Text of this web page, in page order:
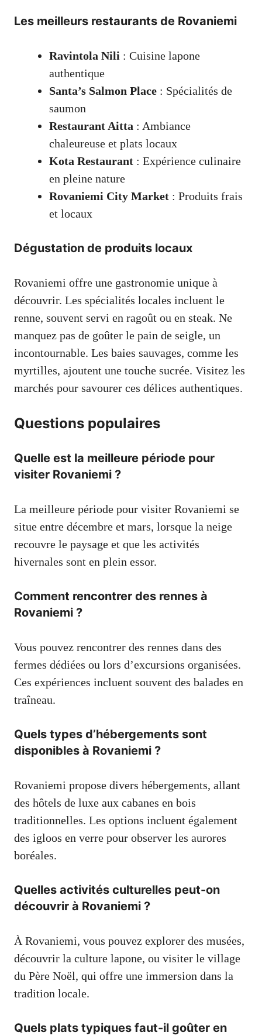
Les meilleurs restaurants de Rovaniemi
Ravintola Nili : Cuisine lapone
authentique
Santa’s Salmon Place : Spécialités de
saumon
Restaurant Aitta : Ambiance
chaleureuse et plats locaux
Kota Restaurant : Expérience culinaire
en pleine nature
Rovaniemi City Market : Produits frais
et locaux
Dégustation de produits locaux
Rovaniemi offre une gastronomie unique à
découvrir. Les spécialités locales incluent le
renne, souvent servi en ragoût ou en steak. Ne
manquez pas de goûter le pain de seigle, un
incontournable. Les baies sauvages, comme les
myrtilles, ajoutent une touche sucrée. Visitez les
marchés pour savourer ces délices authentiques.
Questions populaires
Quelle est la meilleure période pour
visiter Rovaniemi ?
La meilleure période pour visiter Rovaniemi se
situe entre décembre et mars, lorsque la neige
recouvre le paysage et que les activités
hivernales sont en plein essor.
Comment rencontrer des rennes à
Rovaniemi ?
Vous pouvez rencontrer des rennes dans des
fermes dédiées ou lors d’excursions organisées.
Ces expériences incluent souvent des balades en
traîneau.
Quels types d’hébergements sont
disponibles à Rovaniemi ?
Rovaniemi propose divers hébergements, allant
des hôtels de luxe aux cabanes en bois
traditionnelles. Les options incluent également
des igloos en verre pour observer les aurores
boréales.
Quelles activités culturelles peut-on
découvrir à Rovaniemi ?
À Rovaniemi, vous pouvez explorer des musées,
découvrir la culture lapone, ou visiter le village
du Père Noël, qui offre une immersion dans la
tradition locale.
Quels plats typiques faut-il goûter en